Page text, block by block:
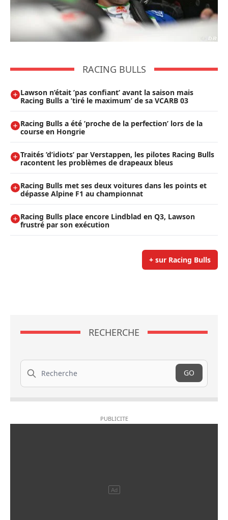
RACING BULLS
Lawson n’était ’pas confiant’ avant la saison mais
Racing Bulls a ’tiré le maximum’ de sa VCARB 03
Racing Bulls a été ’proche de la perfection’ lors de la
course en Hongrie
Traités ’d’idiots’ par Verstappen, les pilotes Racing Bulls
racontent les problèmes de drapeaux bleus
Racing Bulls met ses deux voitures dans les points et
dépasse Alpine F1 au championnat
Racing Bulls place encore Lindblad en Q3, Lawson
frustré par son exécution
+ sur Racing Bulls
RECHERCHE
Recherche
GO